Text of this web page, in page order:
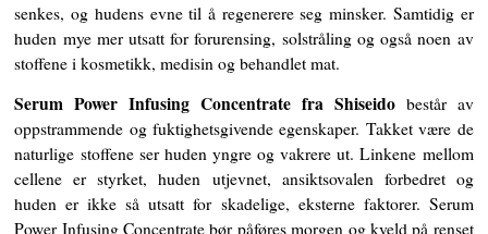
senkes, og hudens evne til å regenerere seg minsker. Samtidig er
huden mye mer utsatt for forurensing, solstråling og også noen av
stoffene i kosmetikk, medisin og behandlet mat.
Serum Power Infusing Concentrate fra Shiseidobestår av
oppstrammende og fuktighetsgivende egenskaper. Takket være de
naturlige stoffene ser huden yngre og vakrere ut. Linkene mellom
cellene er styrket, huden utjevnet, ansiktsovalen forbedret og
huden er ikke så utsatt for skadelige, eksterne faktorer. Serum
Power Infusing Concentrate bør påføres morgen og kveld på renset